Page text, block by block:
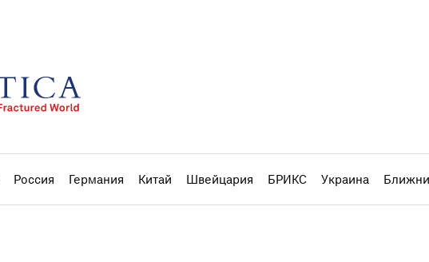
Россия Германия Китай Швейцария БРИКС Украина